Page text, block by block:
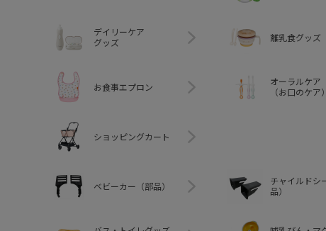
デイリーケア
グッズ
離乳食グッズ
お食事エプロン
オーラルケア
（お口のケア）
ショッピングカート
ベビーカー（部品）
チャイルドシ
品）